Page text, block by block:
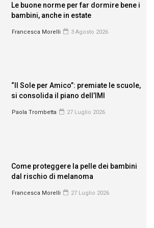
Le buone norme per far dormire bene i
bambini, anche in estate
Francesca Morelli 3 Agosto 2026
“Il Sole per Amico”: premiate le scuole,
si consolida il piano dell’IMI
Paola Trombetta 27 Luglio 2026
Come proteggere la pelle dei bambini
dal rischio di melanoma
Francesca Morelli 27 Luglio 2026